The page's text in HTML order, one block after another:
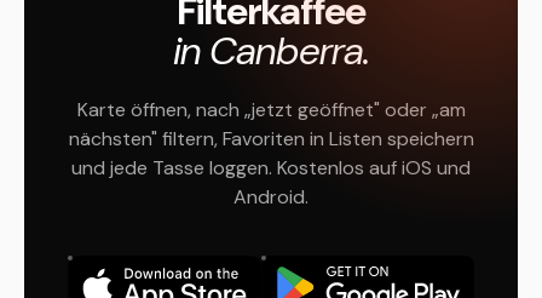
Filterkaffee
in Canberra.
Karte öffnen, nach „jetzt geöffnet" oder „am
nächsten" filtern, Favoriten in Listen speichern
und jede Tasse loggen. Kostenlos auf iOS und
Android.